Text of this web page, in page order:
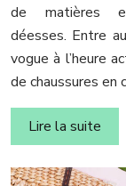
de matières
déesses. Entre
vogue à l’heure
de chaussures en
Lire la suite